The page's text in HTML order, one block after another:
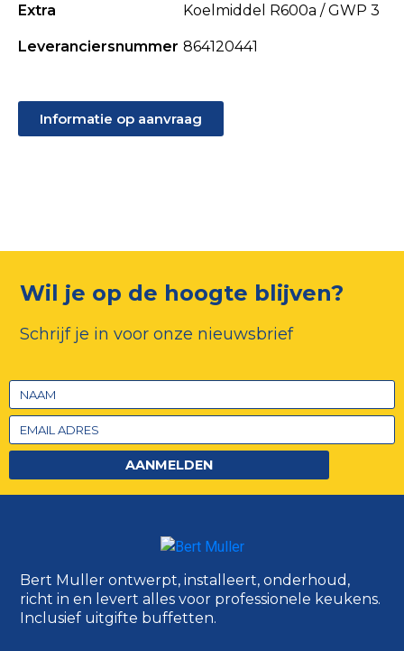
Extra Koelmiddel R600a / GWP 3
Leveranciersnummer 864120441
Informatie op aanvraag
Wil je op de hoogte blijven?
Schrijf je in voor onze nieuwsbrief
AANMELDEN
Bert Muller ontwerpt, installeert, onderhoud,
richt in en levert alles voor professionele keukens.
Inclusief uitgifte buffetten.